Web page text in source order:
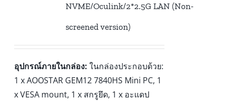
NVME/Oculink/2*2.5G LAN (Non-
screened version)
อุปกรณ์ภายในกล่อง: ในกล่องประกอบด้วย:
1 x AOOSTAR GEM12 7840HS Mini PC, 1
x VESA mount, 1 x สกรูยึด, 1 x อะแดป